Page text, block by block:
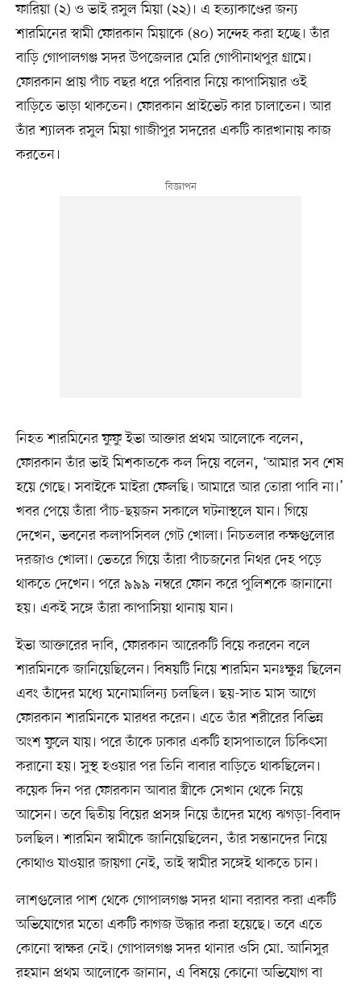
ফারিয়া (২) ও ভাই রসুল মিয়া (২২)। এ হত্যাকাণ্ডের জন্য
শারমিনের স্বামী ফোরকান মিয়াকে (৪০) সন্দেহ করা হচ্ছে। তাঁর
বাড়ি গোপালগঞ্জ সদর উপজেলার মেরি গোপীনাথপুর গ্রামে।
ফোরকান প্রায় পাঁচ বছর ধরে পরিবার নিয়ে কাপাসিয়ার ওই
বাড়িতে ভাড়া থাকতেন। ফোরকান প্রাইভেট কার চালাতেন। আর
তাঁর শ্যালক রসুল মিয়া গাজীপুর সদরের একটি কারখানায় কাজ
করতেন।
নিহত শারমিনের ফুফু ইভা আক্তার প্রথম আলোকে বলেন,
ফোরকান তাঁর ভাই মিশকাতকে কল দিয়ে বলেন, ‘আমার সব শেষ
হয়ে গেছে। সবাইকে মাইরা ফেলছি। আমারে আর তোরা পাবি না।’
খবর পেয়ে তাঁরা পাঁচ-ছয়জন সকালে ঘটনাস্থলে যান। গিয়ে
দেখেন, ভবনের কলাপসিবল গেট খোলা। নিচতলার কক্ষগুলোর
দরজাও খোলা। ভেতরে গিয়ে তাঁরা পাঁচজনের নিথর দেহ পড়ে
থাকতে দেখেন। পরে ৯৯৯ নম্বরে ফোন করে পুলিশকে জানানো
হয়। একই সঙ্গে তাঁরা কাপাসিয়া থানায় যান।
ইভা আক্তারের দাবি, ফোরকান আরেকটি বিয়ে করবেন বলে
শারমিনকে জানিয়েছিলেন। বিষয়টি নিয়ে শারমিন মনঃক্ষুণ্ন ছিলেন
এবং তাঁদের মধ্যে মনোমালিন্য চলছিল। ছয়-সাত মাস আগে
ফোরকান শারমিনকে মারধর করেন। এতে তাঁর শরীরের বিভিন্ন
অংশ ফুলে যায়। পরে তাঁকে ঢাকার একটি হাসপাতালে চিকিৎসা
করানো হয়। সুস্থ হওয়ার পর তিনি বাবার বাড়িতে থাকছিলেন।
কয়েক দিন পর ফোরকান আবার স্ত্রীকে সেখান থেকে নিয়ে
আসেন। তবে দ্বিতীয় বিয়ের প্রসঙ্গ নিয়ে তাঁদের মধ্যে ঝগড়া-বিবাদ
চলছিল। শারমিন স্বামীকে জানিয়েছিলেন, তাঁর সন্তানদের নিয়ে
কোথাও যাওয়ার জায়গা নেই, তাই স্বামীর সঙ্গেই থাকতে চান।
লাশগুলোর পাশ থেকে গোপালগঞ্জ সদর থানা বরাবর করা একটি
অভিযোগের মতো একটি কাগজ উদ্ধার করা হয়েছে। তবে এতে
কোনো স্বাক্ষর নেই। গোপালগঞ্জ সদর থানার ওসি মো. আনিসুর
রহমান প্রথম আলোকে জানান, এ বিষয়ে কোনো অভিযোগ বা